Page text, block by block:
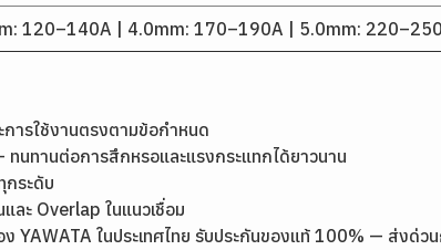
120–140A | 4.0mm: 170–190A | 5.0mm:
ารใช้งานตรงตามข้อกำหนด
นทานต่อการสึกหรอและแรงกระแทกได้ยาวนาน
กระดับ
ละ Overlap ในแนวเชื่อม
YAWATA ในประเทศไทย รับประกันของแท้ 100% — ส่งด่ว